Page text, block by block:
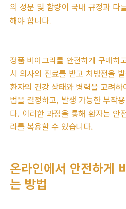
의 성분 및 함량이 국내 규정과 다
해야 합니다.
정품 비아그라를 안전하게 구매하
시 의사의 진료를 받고 처방전을
환자의 건강 상태와 병력을 고려
법을 결정하고, 발생 가능한 부작
다. 이러한 과정을 통해 환자는 안
라를 복용할 수 있습니다.
온라인에서 안전하게
는 방법